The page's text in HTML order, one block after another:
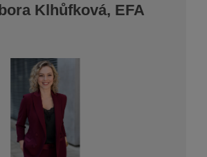
Klhůfková, EFA